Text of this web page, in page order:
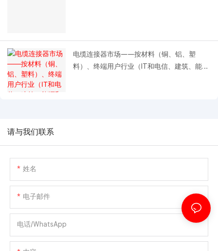
电缆连接器市场——按材料（铜、铝、塑
料）、终端用户行业（IT和电信、建筑、能源
请与我们联系
姓名
电子邮件
电话/WhatsApp